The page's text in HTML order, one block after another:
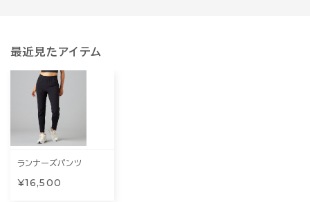
最近見たアイテム
ランナーズパンツ
¥16,500